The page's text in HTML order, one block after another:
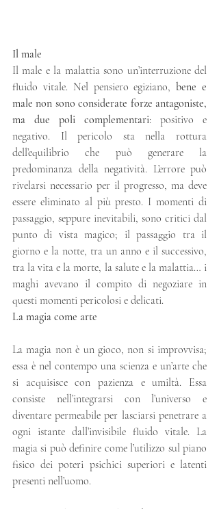
Il male
Il male e la malattia sono un’interruzione del
fluido vitale. Nel pensiero egiziano, bene e
male non sono considerate forze antagoniste,
ma due poli complementari: positivo e
negativo. Il pericolo sta nella rottura
dell’equilibrio che può generare la
predominanza della negatività. L’errore può
rivelarsi necessario per il progresso, ma deve
essere eliminato al più presto. I momenti di
passaggio, seppure inevitabili, sono critici dal
punto di vista magico; il passaggio tra il
giorno e la notte, tra un anno e il successivo,
tra la vita e la morte, la salute e la malattia… i
maghi avevano il compito di negoziare in
questi momenti pericolosi e delicati.
La magia come arte
La magia non è un gioco, non si improvvisa;
essa è nel contempo una scienza e un’arte che
si acquisisce con pazienza e umiltà. Essa
consiste nell’integrarsi con l’universo e
diventare permeabile per lasciarsi penetrare a
ogni istante dall’invisibile fluido vitale. La
magia si può definire come l’utilizzo sul piano
fisico dei poteri psichici superiori e latenti
presenti nell’uomo.